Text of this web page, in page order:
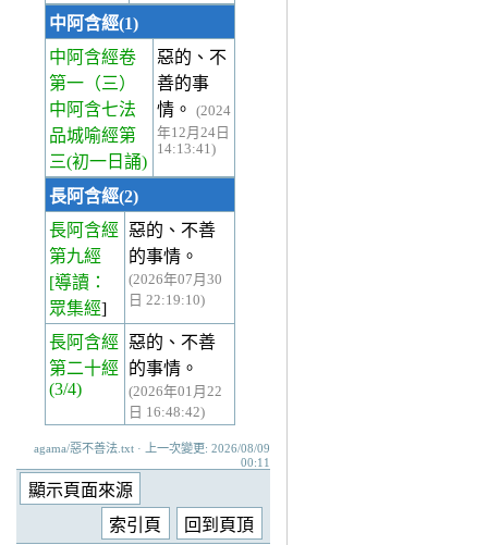
中阿含經(1)
中阿含經卷
第一 （三）
中阿含七法
品城喻經第
三(初一日誦)
惡的、不
善的事
情。
(2024
年12月24日
14:13:41)
長阿含經(2)
長阿含經
第九經
[導讀：
眾集經]
惡的、不善
的事情。
(2026年07月30
日 22:19:10)
長阿含經
第二十經
(3/4)
惡的、不善
的事情。
(2026年01月22
日 16:48:42)
agama/惡不善法.txt · 上一次變更: 2026/08/09
00:11